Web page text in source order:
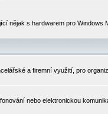
nějak s hardwarem pro Windows
a firemní využití, pro
nebo elektronickou